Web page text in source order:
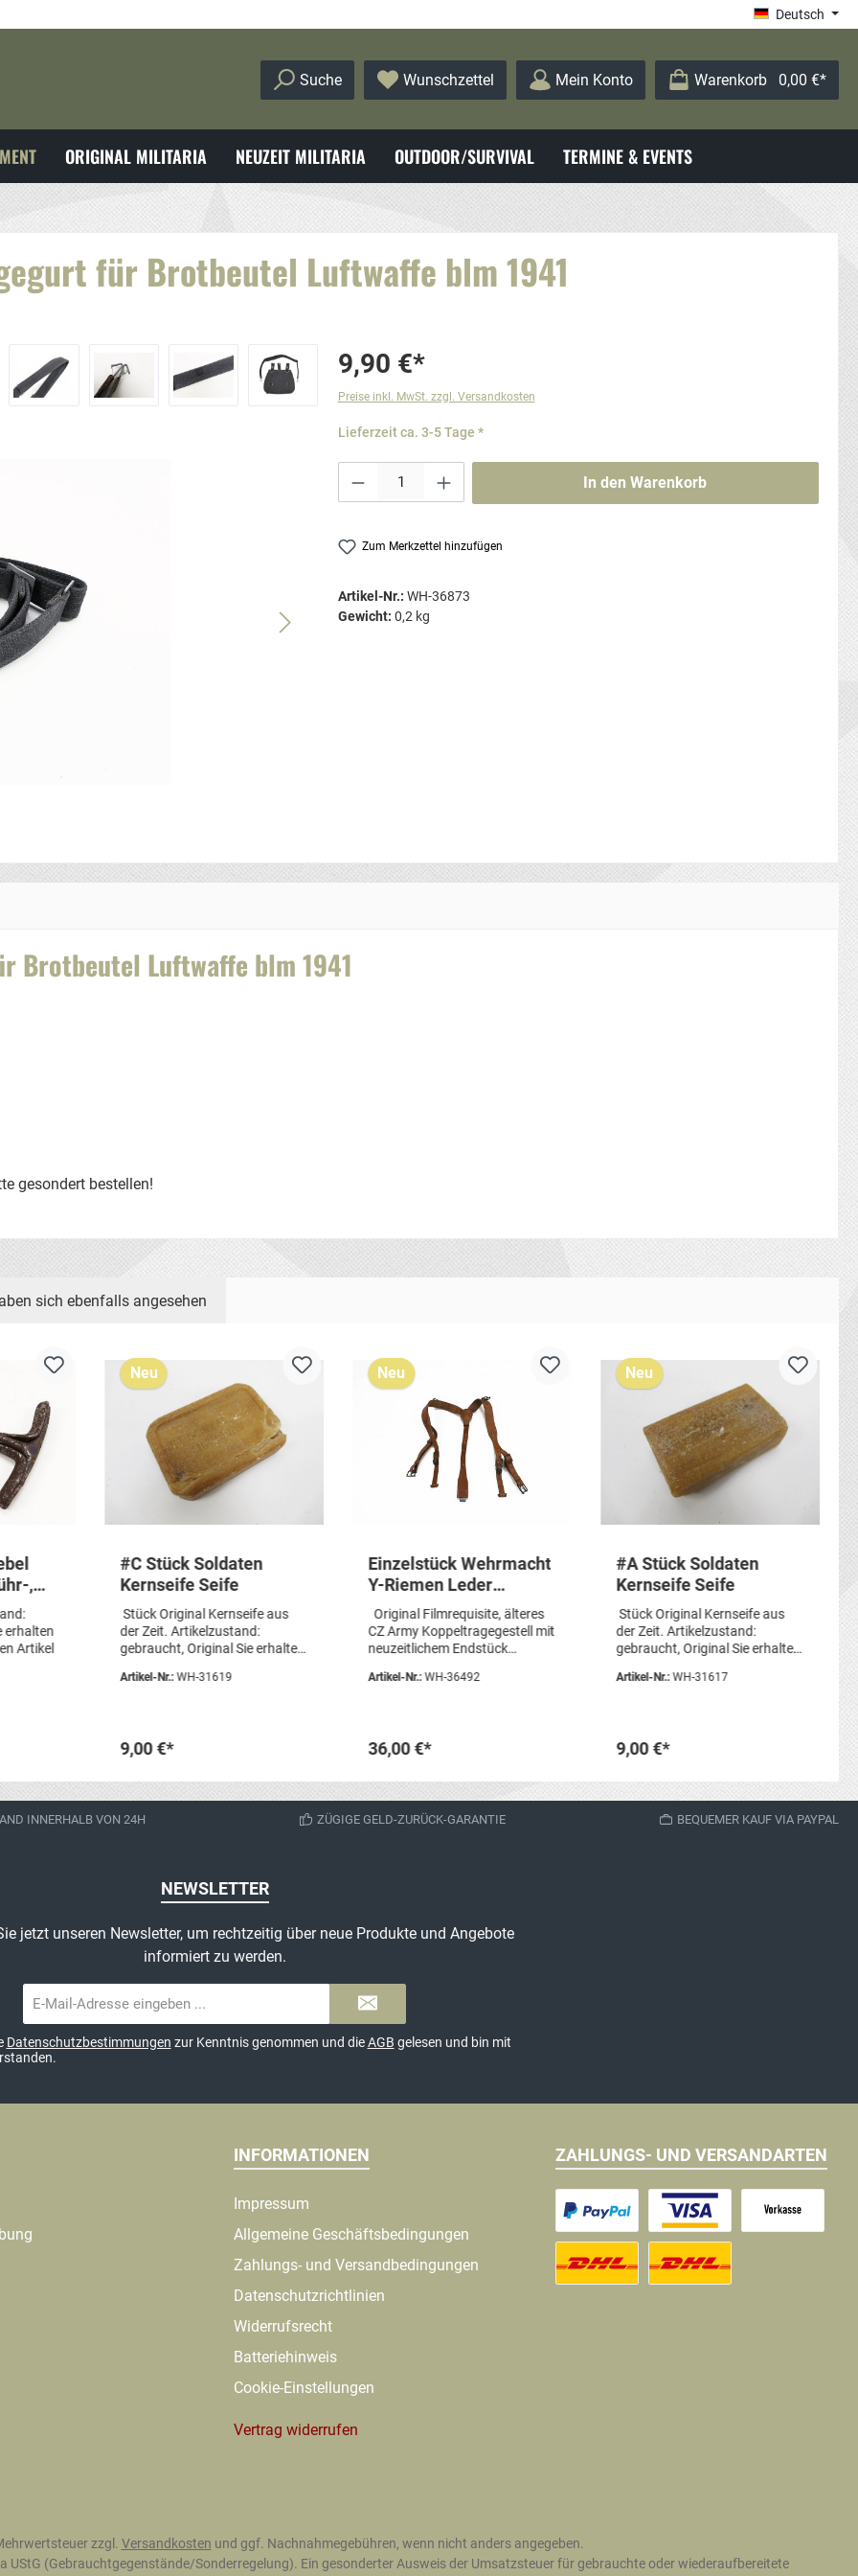
Deutsch
Suche Wunschzettel Mein Konto Warenkorb 0,00 €*
ORIGINAL MILITARIA NEUZEIT MILITARIA OUTDOOR/SURVIVAL TERMINE & EVENTS
für Brotbeutel Luftwaffe blm 1941
9,90 €*
Preise inkl. MwSt. zzgl. Versandkosten
Lieferzeit ca. 3-5 Tage *
Produkt Anzahl: Gib den gewünschten Wert ein oder benutze die Schaltflächen um die Anzahl zu
In den Warenkorb
Zum Merkzettel hinzufügen
Artikel-Nr.: WH-36873
Gewicht: 0,2 kg
Brotbeutel Luftwaffe blm 1941
gesondert bestellen!
sich ebenfalls angesehen
,
erhalten
Artikel
Neu
#C Stück Soldaten
Kernseife Seife
Stück Original Kernseife aus
der Zeit. Artikelzustand:
gebraucht, Original Sie erhalten
Seife.
Artikel-Nr.:WH-31619
9,00 €*
In den Warenkorb
Neu
Einzelstück Wehrmacht
Y-Riemen Leder
Koppeltragegestell
Filmrequisite
Original Filmrequisite, älteres
CZ Army Koppeltragegestell mit
neuzeitlichem Endstück
sehr schöne Patina, fast wie
Armeeware. Sie erhalten genau
Artikel-Nr.:WH-36492
36,00 €*
In den Warenkorb
Neu
#A Stück Soldaten
Kernseife Seife
Stück Original Kernseife aus
der Zeit. Artikelzustand:
gebraucht, Original Sie erhalten
Seife.
Artikel-Nr.:WH-31617
9,00 €*
In den Warenkorb
INNERHALB VON 24H ZÜGIGE GELD-ZURÜCK-GARANTIE BEQUEMER KAUF VIA PAYPAL
NEWSLETTER
jetzt unseren Newsletter, um rechtzeitig über neue Produkte und Angebote
informiert zu werden.
Mail-
Adresse*
Datenschutzbestimmungen zur Kenntnis genommen und dieAGB gelesen und bin mit
INFORMATIONEN
Impressum
Allgemeine Geschäftsbedingungen
Zahlungs- und Versandbedingungen
Datenschutzrichtlinien
Widerrufsrecht
Batteriehinweis
Cookie-Einstellungen
Vertrag widerrufen
ZAHLUNGS- UND VERSANDARTEN
zzgl. Versandkosten und ggf. Nachnahmegebühren, wenn nicht anders angegeben.
UStG (Gebrauchtgegenstände/Sonderregelung). Ein gesonderter Ausweis der Umsatzsteuer für gebrauchte oder wiederaufbereitete